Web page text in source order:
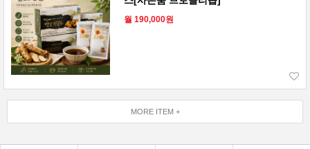
월 190,000원
MORE ITEM +